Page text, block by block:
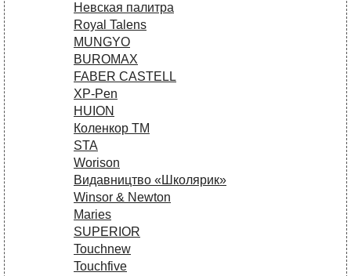
Невская палитра
Royal Talens
MUNGYO
BUROMAX
FABER CASTELL
XP-Pen
HUION
Коленкор ТМ
STA
Worison
Видавництво «Школярик»
Winsor & Newton
Maries
SUPERIOR
Touchnew
Touchfive